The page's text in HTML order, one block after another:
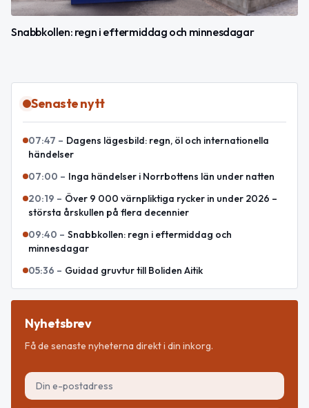
Snabbkollen: regn i eftermiddag och minnesdagar
Senaste nytt
07:47 – Dagens lägesbild: regn, öl och internationella
händelser
07:00 – Inga händelser i Norrbottens län under natten
20:19 – Över 9 000 värnpliktiga rycker in under 2026 –
största årskullen på flera decennier
09:40 – Snabbkollen: regn i eftermiddag och
minnesdagar
05:36 – Guidad gruvtur till Boliden Aitik
Nyhetsbrev
Få de senaste nyheterna direkt i din inkorg.